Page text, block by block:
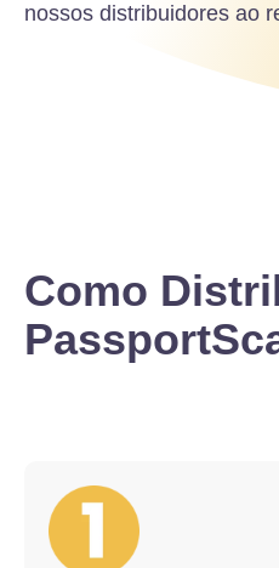
nossos distribuidores ao
Como